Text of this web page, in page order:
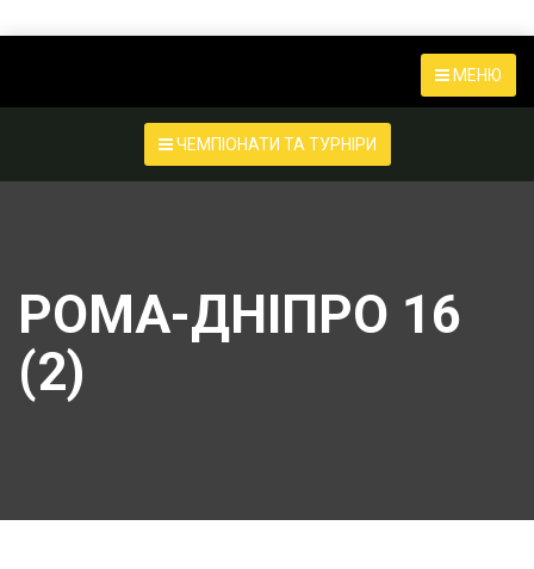
МЕНЮ
ЧЕМПІОНАТИ ТА ТУРНІРИ
РОМА-ДНІПРО 16
(2)